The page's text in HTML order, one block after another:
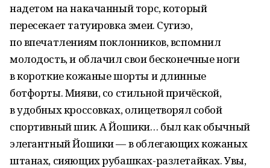
надетом на накачанный торс, который
пересекает татуировка змеи. Сугизо,
по впечатлениям поклонников, вспомнил
молодость, и облачил свои бесконечные ноги
в короткие кожаные шорты и длинные
ботфорты. Мияви, со стильной причёской,
в удобных кроссовках, олицетворял собой
спортивный шик. А Йошики… был как обычный
элегантный Йошики — в облегающих кожаных
штанах, сияющих рубашках-разлетайках. Увы,